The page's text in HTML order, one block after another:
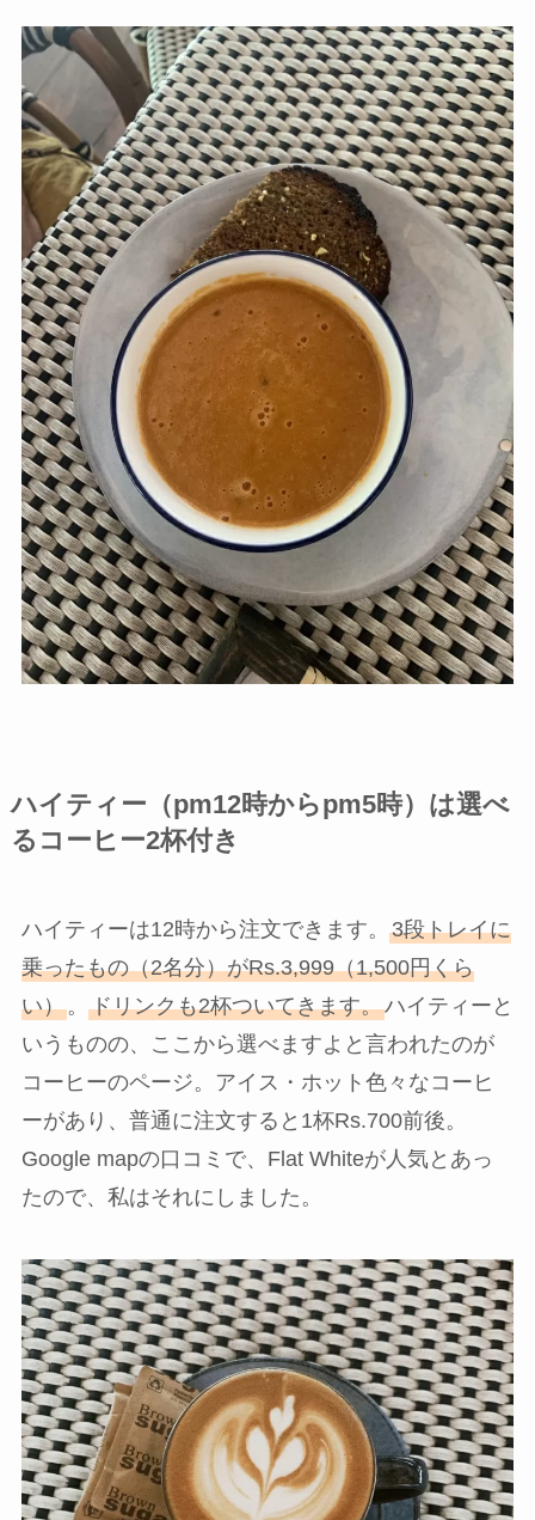
ハイティー（pm12時からpm5時）は選べ
るコーヒー2杯付き
ハイティーは12時から注文できます。 3段トレイに
乗ったもの（2名分）がRs.3,999（1,500円くら
い）。 ドリンクも2杯ついてきます。ハイティーと
いうものの、ここから選べますよと言われたのが
コーヒーのページ。アイス・ホット色々なコーヒ
ーがあり、普通に注文すると1杯Rs.700前後。
Google mapの口コミで、Flat Whiteが人気とあっ
たので、私はそれにしました。